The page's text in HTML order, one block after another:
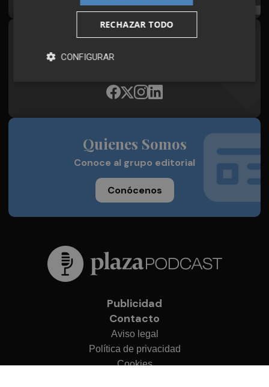
Síguenos en redes
Plaza Podcast, desde cualquier medio
Quienes Somos
Conoce al grupo editorial
Conócenos
Publicidad
Contacto
Aviso legal
Política de privacidad
Cookies
RECHAZAR TODO
CONFIGURAR